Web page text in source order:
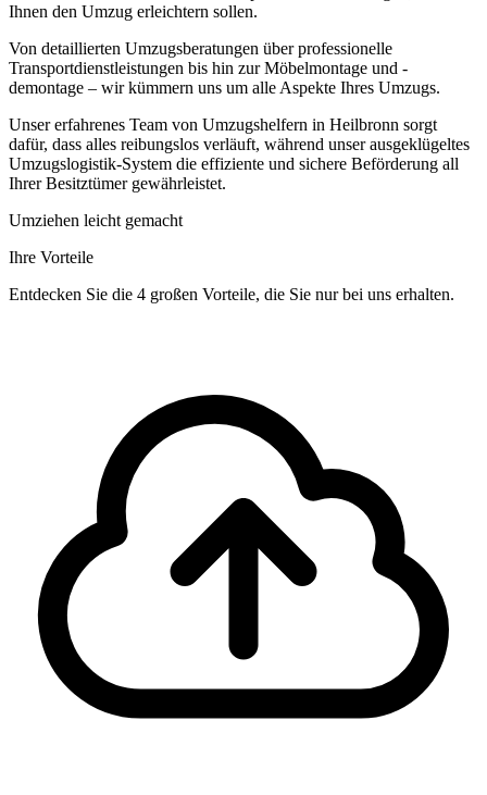
Ihnen den Umzug erleichtern sollen.
Von detaillierten Umzugsberatungen über professionelle
Transportdienstleistungen bis hin zur Möbelmontage und -
demontage – wir kümmern uns um alle Aspekte Ihres Umzugs.
Unser erfahrenes Team von Umzugshelfern in Heilbronn sorgt
dafür, dass alles reibungslos verläuft, während unser ausgeklügeltes
Umzugslogistik-System die effiziente und sichere Beförderung all
Ihrer Besitztümer gewährleistet.
Umziehen leicht gemacht
Ihre Vorteile
Entdecken Sie die 4 großen Vorteile, die Sie nur bei uns erhalten.